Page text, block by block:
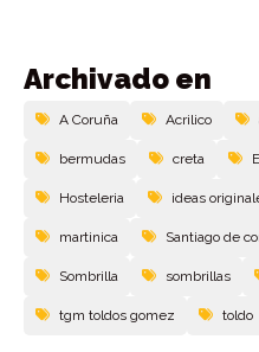
Archivado en
A Coruña Acrilico
bermudas creta
Hosteleria ideas
martinica Santiago de
Sombrilla sombrillas
tgm toldos gomez toldo